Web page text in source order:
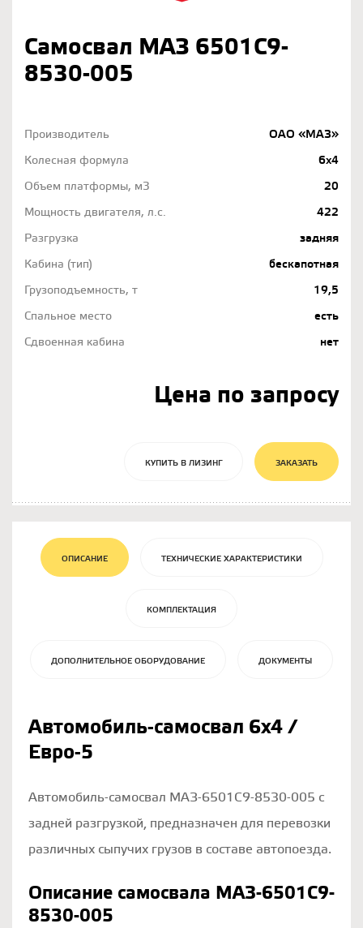
Самосвал МАЗ 6501С9-
8530-005
Производитель
ОАО «МАЗ»
Колесная формула
6х4
Объем платформы, м3
20
Мощность двигателя, л.с.
422
Разгрузка
задняя
Кабина (тип)
бескапотная
Грузоподъемность, т
19,5
Спальное место
есть
Сдвоенная кабина
нет
Цена по запросу
КУПИТЬ В ЛИЗИНГ ЗАКАЗАТЬ
ОПИСАНИЕ ТЕХНИЧЕСКИЕ ХАРАКТЕРИСТИКИ
КОМПЛЕКТАЦИЯ
ДОПОЛНИТЕЛЬНОЕ ОБОРУДОВАНИЕ ДОКУМЕНТЫ
Автомобиль-самосвал 6х4 /
Евро-5
Автомобиль-самосвал МАЗ-6501С9-8530-005 с
задней разгрузкой, предназначен для перевозки
различных сыпучих грузов в составе автопоезда.
Описание самосвала МАЗ-6501С9-
8530-005